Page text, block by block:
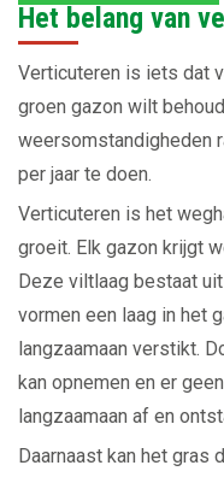
Het belang van
Verticuteren is iets dat
groen gazon wilt
weersomstandigheden
per jaar te doen.
Verticuteren is het
groeit. Elk gazon krijgt
Deze viltlaag bestaat
vormen een laag in het
langzaamaan verstikt.
kan opnemen en er
langzaamaan af en
Daarnaast kan het gras